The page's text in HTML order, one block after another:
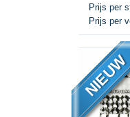
Prijs per
Prijs per
NIEUW